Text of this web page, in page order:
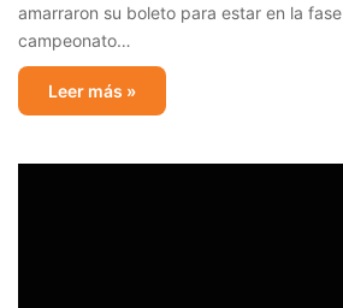
amarraron su boleto para estar en la
campeonato…
Leer más »